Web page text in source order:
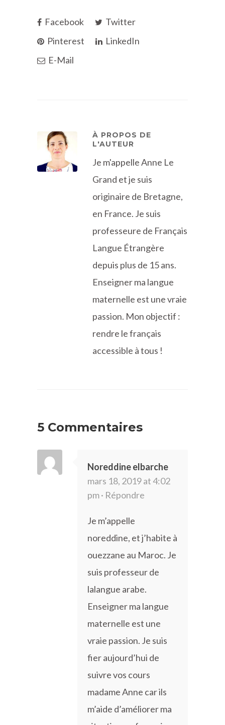
Facebook
Twitter
Pinterest
LinkedIn
E-Mail
À PROPOS DE
L'AUTEUR
Je m'appelle Anne Le
Grand et je suis
originaire de Bretagne,
en France. Je suis
professeure de Français
Langue Étrangère
depuis plus de 15 ans.
Enseigner ma langue
maternelle est une vraie
passion. Mon objectif :
rendre le français
accessible à tous !
5 Commentaires
Noreddine elbarche
mars 18, 2019 at 4:02
pm · Répondre
Je m’appelle
noreddine, et j’habite à
ouezzane au Maroc. Je
suis professeur de
lalangue arabe.
Enseigner ma langue
maternelle est une
vraie passion. Je suis
fier aujourd’hui de
suivre vos cours
madame Anne car ils
m’aide d’améliorer ma